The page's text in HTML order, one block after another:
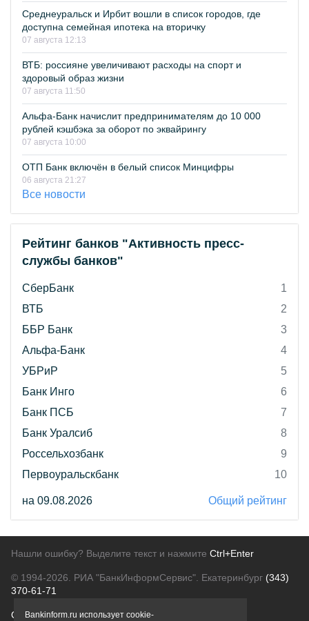
Среднеуральск и Ирбит вошли в список городов, где
доступна семейная ипотека на вторичку
07 августа 12:13
ВТБ: россияне увеличивают расходы на спорт и
здоровый образ жизни
07 августа 11:50
Альфа-Банк начислит предпринимателям до 10 000
рублей кэшбэка за оборот по эквайрингу
07 августа 10:00
ОТП Банк включён в белый список Минцифры
06 августа 21:27
Все новости
Рейтинг банков "Активность пресс-
службы банков"
СберБанк
1
ВТБ
2
ББР Банк
3
Альфа-Банк
4
УБРиР
5
Банк Инго
6
Банк ПСБ
7
Банк Уралсиб
8
Россельхозбанк
9
Первоуральскбанк
10
на 09.08.2026 Общий рейтинг
Нашли ошибку? Выделите текст и нажмите Ctrl+Enter
© 1994-2026. РИА "БанкИнформСервис". Екатеринбург (343)
370-61-71
О проектеПолитика конфиденциальности
Bankinform.ru использует cookie-